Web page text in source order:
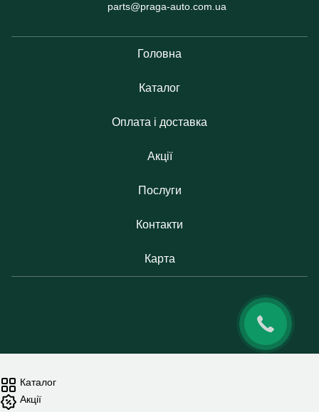
parts@praga-auto.com.ua
Головна
Каталог
Оплата і доставка
Акції
Послуги
Контакти
Карта
Каталог
Акції